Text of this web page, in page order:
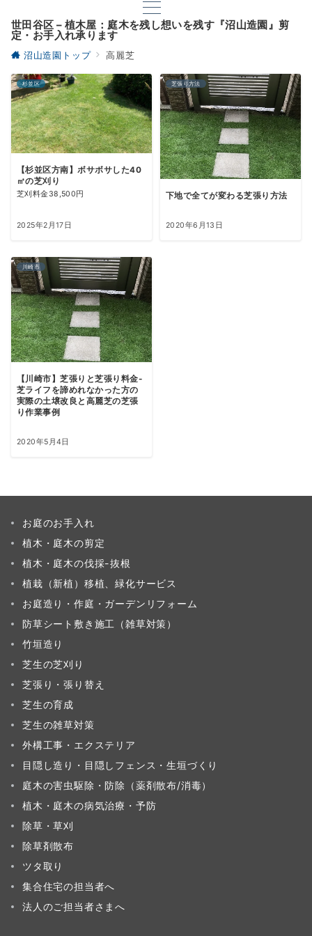
世田谷区 – 植木屋：庭木を残し想いを残す『沼山造園』剪
定・お手入れ承ります
沼山造園トップ 高麗芝
杉並区
【杉並区方南】ボサボサした40
㎡の芝刈り
芝刈料金38,500円
2025年2月17日
芝張り方法
下地で全てが変わる芝張り方法
2020年6月13日
川崎市
【川崎市】芝張りと芝張り料金-
芝ライフを諦めれなかった方の
実際の土壌改良と高麗芝の芝張
り作業事例
2020年5月4日
お庭のお手入れ
植木・庭木の剪定
植木・庭木の伐採-抜根
植栽（新植）移植、緑化サービス
お庭造り・作庭・ガーデンリフォーム
防草シート敷き施工（雑草対策）
竹垣造り
芝生の芝刈り
芝張り・張り替え
芝生の育成
芝生の雑草対策
外構工事・エクステリア
目隠し造り・目隠しフェンス・生垣づくり
庭木の害虫駆除・防除（薬剤散布/消毒）
植木・庭木の病気治療・予防
除草・草刈
除草剤散布
ツタ取り
集合住宅の担当者へ
法人のご担当者さまへ